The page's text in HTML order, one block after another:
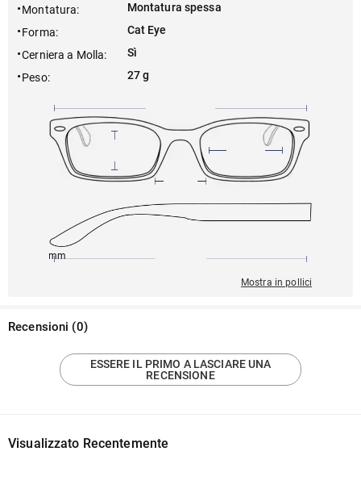
Montatura:
Montatura spessa
Forma:
Cat Eye
Cerniera a Molla:
Sì
Peso: 27 g
142mm
Mostra in pollici
Recensioni (0)
ESSERE IL PRIMO A LASCIARE UNA
RECENSIONE
Visualizzato Recentemente